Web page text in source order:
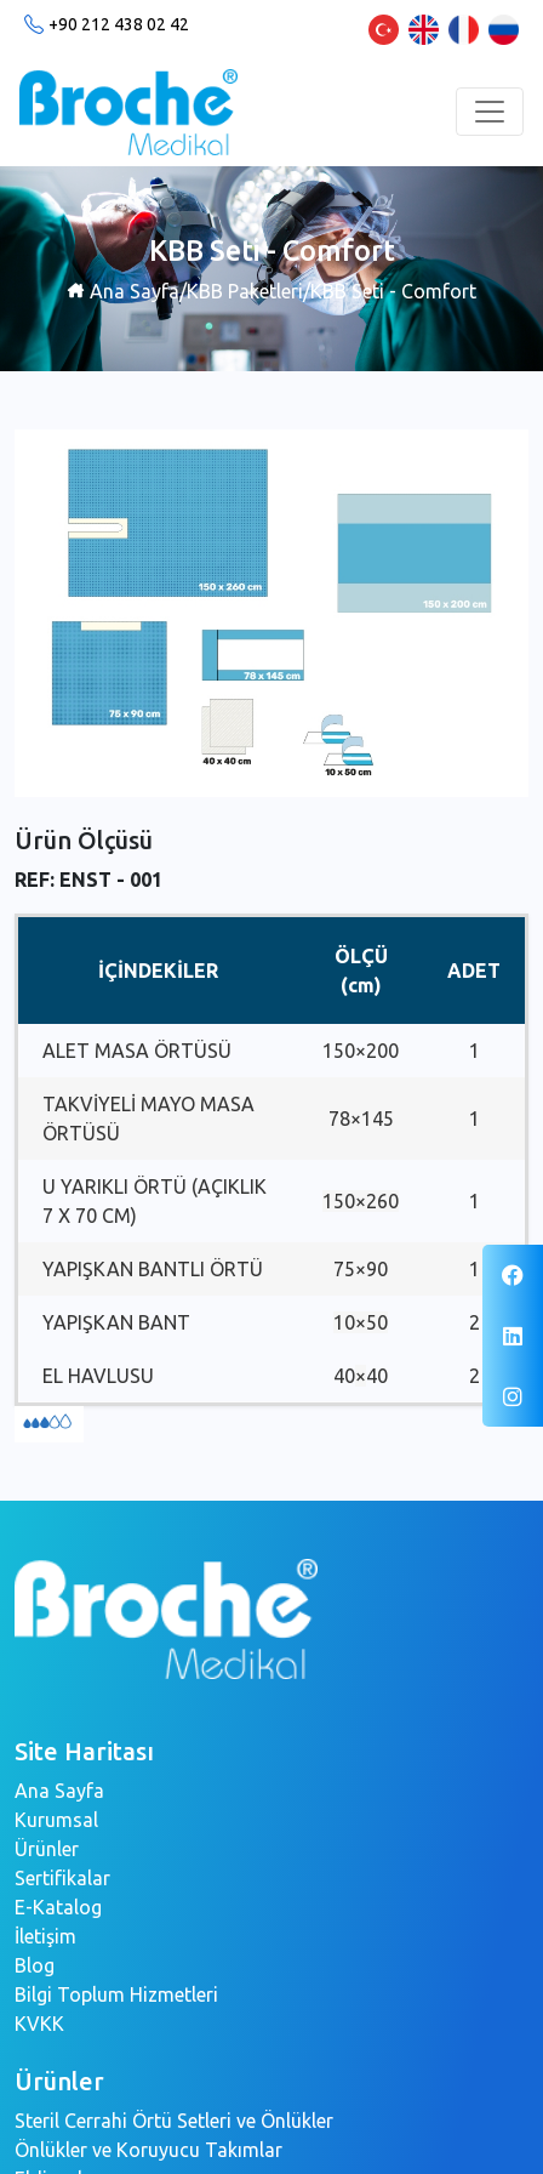
+90 212 438 02 42
KBB Seti - Comfort
Ana Sayfa/KBB Paketleri/KBB Seti - Comfort
Ürün Ölçüsü
REF: ENST - 001
İÇİNDEKİLER
ÖLÇÜ
(cm)
ADET
ALET MASA ÖRTÜSÜ 150×200 1
TAKVİYELİ MAYO MASA
ÖRTÜSÜ
78×145 1
U YARIKLI ÖRTÜ (AÇIKLIK
7 X 70 CM)
150×260 1
YAPIŞKAN BANTLI ÖRTÜ 75×90 1
YAPIŞKAN BANT 10×50 2
EL HAVLUSU 40×40 2
Site Haritası
Ana Sayfa
Kurumsal
Ürünler
Sertifikalar
E-Katalog
İletişim
Blog
Bilgi Toplum Hizmetleri
KVKK
Ürünler
Steril Cerrahi Örtü Setleri ve Önlükler
Önlükler ve Koruyucu Takımlar